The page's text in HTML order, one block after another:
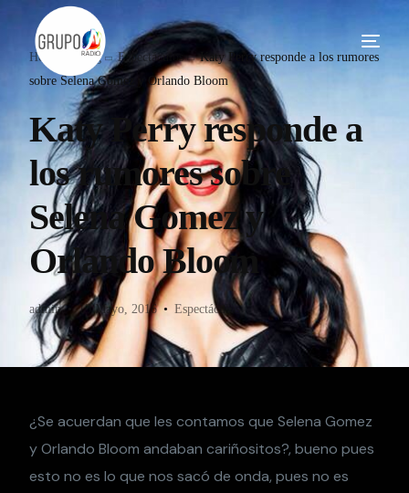
Home Blog Espectáculos
Katy Perry responde a los rumores
sobre Selena Gomez y Orlando Bloom
Katy Perry responde a
los rumores sobre
Selena Gomez y
Orlando Bloom
admin 13 Mayo, 2016 Espectáculos
¿Se acuerdan que les contamos que Selena Gomez
y Orlando Bloom andaban cariñositos?, bueno pues
esto no es lo que nos sacó de onda, pues no es